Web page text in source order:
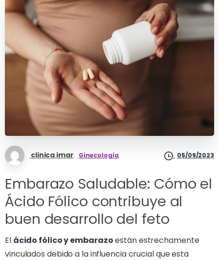
clinica imar Ginecología 05/09/2023
Embarazo Saludable: Cómo el
Ácido Fólico contribuye al
buen desarrollo del feto
El ácido fólico y embarazoestán estrechamente
vinculados debido a la influencia crucial que esta